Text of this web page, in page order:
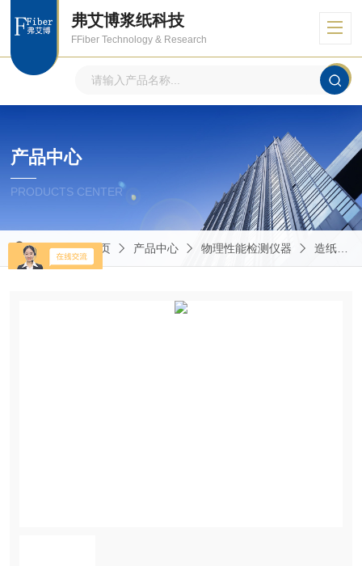
弗艾博浆纸科技
FFiber Technology & Research
产品中心
PRODUCTS CENTER
当前位置：首页 产品中心 物理性能检测仪器 造纸包装物理性能的测定